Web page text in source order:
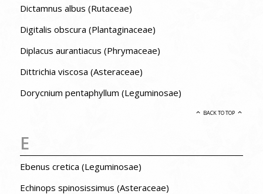
Dictamnus albus (Rutaceae)
Digitalis obscura (Plantaginaceae)
Diplacus aurantiacus (Phrymaceae)
Dittrichia viscosa (Asteraceae)
Dorycnium pentaphyllum (Leguminosae)
BACK TO TOP
E
Ebenus cretica (Leguminosae)
Echinops spinosissimus (Asteraceae)